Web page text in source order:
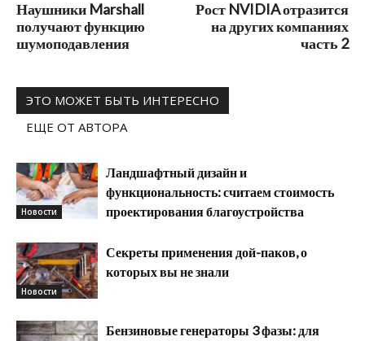
Наушники Marshall
получают функцию
шумоподавления
Рост NVIDIA отразится
на других компаниях
часть 2
ЭТО МОЖЕТ БЫТЬ ИНТЕРЕСНО
ЕЩЕ ОТ АВТОРА
Новости
Ландшафтный дизайн и
функциональность: считаем стоимость
проектирования благоустройства
Новости
Секреты применения дой-паков, о
которых вы не знали
Бензиновые генераторы 3 фазы: для